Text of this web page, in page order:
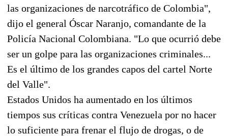
las organizaciones de narcotráfico de Colombia",
dijo el general Óscar Naranjo, comandante de la
Policía Nacional Colombiana. "Lo que ocurrió debe
ser un golpe para las organizaciones criminales...
Es el último de los grandes capos del cartel Norte
del Valle".
Estados Unidos ha aumentado en los últimos
tiempos sus críticas contra Venezuela por no hacer
lo suficiente para frenar el flujo de drogas, o de